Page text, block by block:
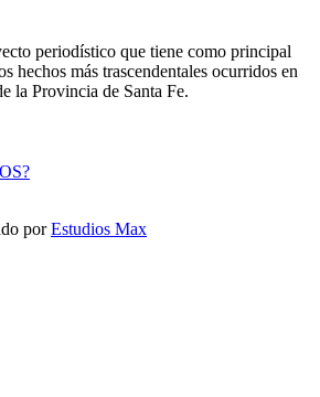
periodístico que tiene como principal
hechos más trascendentales ocurridos en
la Provincia de Santa Fe.
porEstudios Max